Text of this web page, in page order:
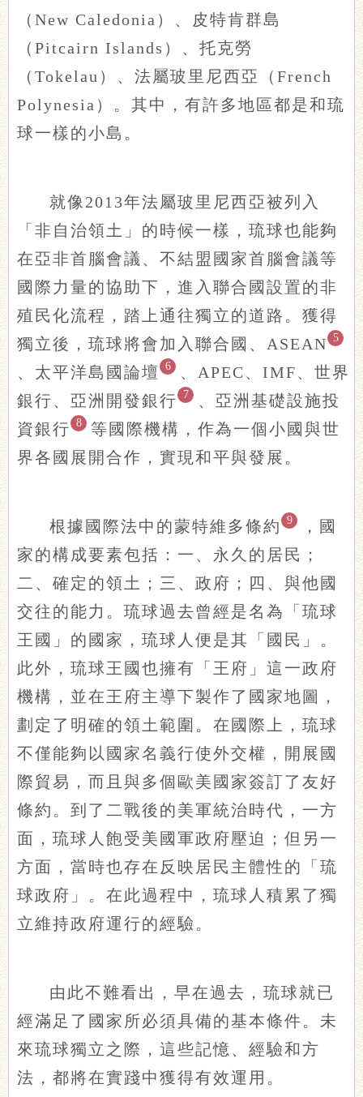
（New Caledonia）、皮特肯群島
（Pitcairn Islands）、托克勞
（Tokelau）、法屬玻里尼西亞（French
Polynesia）。其中，有許多地區都是和琉
球一樣的小島。
就像2013年法屬玻里尼西亞被列入
「非自治領土」的時候一樣，琉球也能夠
在亞非首腦會議、不結盟國家首腦會議等
國際力量的協助下，進入聯合國設置的非
殖民化流程，踏上通往獨立的道路。獲得
獨立後，琉球將會加入聯合國、ASEAN 5
、太平洋島國論壇 6
、APEC、IMF、世界
銀行、亞洲開發銀行
7
、亞洲基礎設施投
資銀行 8
等國際機構，作為一個小國與世
界各國展開合作，實現和平與發展。
根據國際法中的蒙特維多條約 9
，國
家的構成要素包括：一、永久的居民；
二、確定的領土；三、政府；四、與他國
交往的能力。琉球過去曾經是名為「琉球
王國」的國家，琉球人便是其「國民」。
此外，琉球王國也擁有「王府」這一政府
機構，並在王府主導下製作了國家地圖，
劃定了明確的領土範圍。在國際上，琉球
不僅能夠以國家名義行使外交權，開展國
際貿易，而且與多個歐美國家簽訂了友好
條約。到了二戰後的美軍統治時代，一方
面，琉球人飽受美國軍政府壓迫；但另一
方面，當時也存在反映居民主體性的「琉
球政府」。在此過程中，琉球人積累了獨
立維持政府運行的經驗。
由此不難看出，早在過去，琉球就已
經滿足了國家所必須具備的基本條件。未
來琉球獨立之際，這些記憶、經驗和方
法，都將在實踐中獲得有效運用。